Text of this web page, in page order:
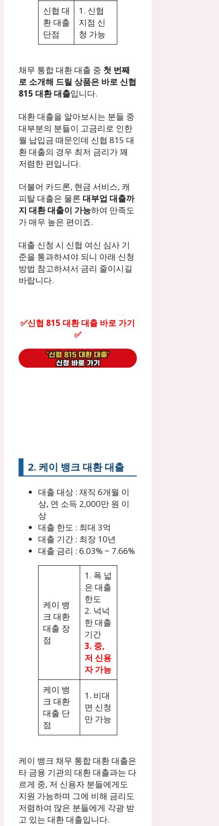
신협 대
환 대출
단점
1. 신협
지점 신
청 가능
채무 통합 대환 대출 중 첫 번째
로 소개해 드릴 상품은 바로 신협
815 대환 대출입니다.
대환 대출을 알아보시는 분들 중
대부분의 분들이 고금리로 인한
월 납입금 때문인데 신협 815 대
환 대출의 경우 최저 금리가 꽤
저렴한 편입니다.
더불어 카드론, 현금 서비스, 캐
피탈 대출은 물론 대부업 대출까
지 대환 대출이 가능하여 만족도
가 매우 높은 편이죠.
대출 신청 시 신협 여신 심사 기
준을 통과하셔야 되니 아래 신청
방법 참고하셔서 금리 줄이시길
바랍니다.
✅신협 815 대환 대출 바로 가기
✅
2. 케이 뱅크 대환 대출
대출 대상 : 재직 6개월 이
상, 연 소득 2,000만 원 이
상
대출 한도 : 최대 3억
대출 기간 : 최장 10년
대출 금리 : 6.03% ~ 7.66%
케이 뱅
크 대환
대출 장
점
1. 폭 넓
은 대출
한도
2. 넉넉
한 대출
기간
3. 중,
저 신용
자 가능
케이 뱅
크 대환
대출 단
점
1. 비대
면 신청
만 가능
케이 뱅크 채무 통합 대환 대출은
타 금융 기관의 대환 대출과는 다
르게 중, 저 신용자 분들에게도
지원 가능하며 그에 비해 금리도
저렴하여 많은 분들에게 각광 받
고 있는 대환 대출입니다.